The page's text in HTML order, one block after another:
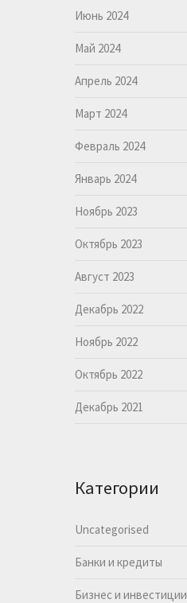
Июнь 2024
Май 2024
Апрель 2024
Март 2024
Февраль 2024
Январь 2024
Ноябрь 2023
Октябрь 2023
Август 2023
Декабрь 2022
Ноябрь 2022
Октябрь 2022
Декабрь 2021
Категории
Uncategorised
Банки и кредиты
Бизнес и инвестиции